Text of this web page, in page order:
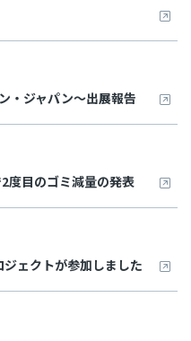
・ジャパン～出展報告
目のゴミ減量の発表
ェクトが参加しました